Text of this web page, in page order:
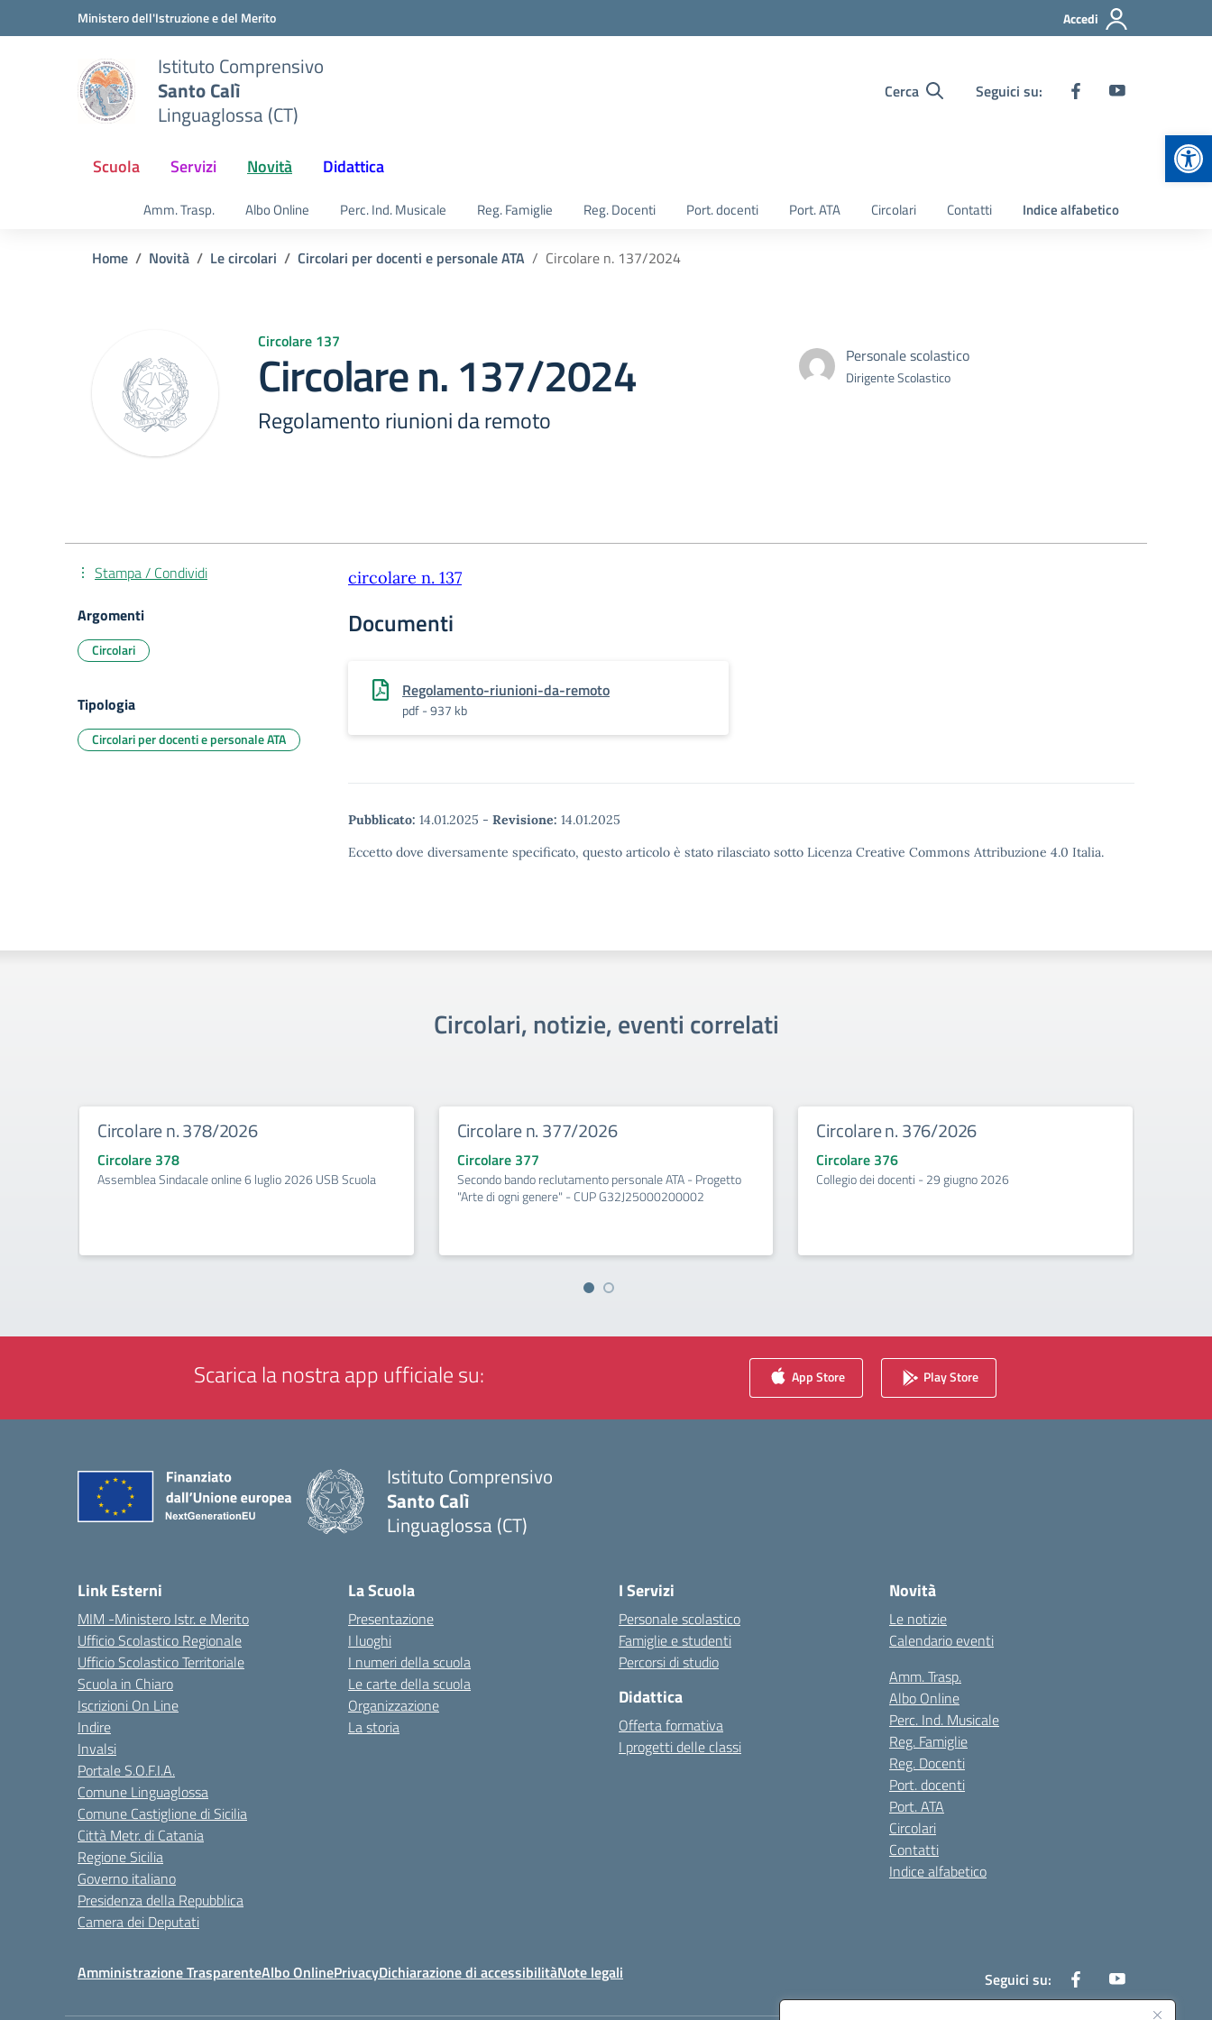
Vai ai contenuti
Vai al menu di navigazioneMinistero dell'Istruzione e del Merito Accedi
Istituto Comprensivo
Santo Calì
Linguaglossa (CT)
Cerca Seguici su:
Scuola Servizi Novità Didattica
Amm. Trasp. Albo Online Perc. Ind. Musicale Reg. Famiglie Reg. Docenti Port. docenti Port. ATA Circolari Contatti Indice alfabetico
Home Novità Le circolari Circolari per docenti e personale ATA Circolare n. 137/2024
Circolare 137
Circolare n. 137/2024
Regolamento riunioni da remoto
Personale scolastico
Dirigente Scolastico
circolare n. 137
Documenti
Regolamento-riunioni-da-remoto
pdf - 937 kb
Pubblicato: 14.01.2025 - Revisione: 14.01.2025
Eccetto dove diversamente specificato, questo articolo è stato rilasciato sotto Licenza Creative Commons Attribuzione 4.0 Italia.
Stampa / Condividi
Argomenti
Circolari
Tipologia
Circolari per docenti e personale ATA
Circolari, notizie, eventi correlati
Circolare n. 378/2026
Circolare 378
Assemblea Sindacale online 6 luglio 2026 USB Scuola
Circolare n. 377/2026
Circolare 377
Secondo bando reclutamento personale ATA - Progetto
"Arte di ogni genere" - CUP G32J25000200002
Circolare n. 376/2026
Circolare 376
Collegio dei docenti - 29 giugno 2026
Scarica la nostra app ufficiale su: App Store Play Store
Istituto Comprensivo
Santo Calì
Linguaglossa (CT)
Link Esterni
MIM -Ministero Istr. e Merito
Ufficio Scolastico Regionale
Ufficio Scolastico Territoriale
Scuola in Chiaro
Iscrizioni On Line
Indire
Invalsi
Portale S.O.F.I.A.
Comune Linguaglossa
Comune Castiglione di Sicilia
Città Metr. di Catania
Regione Sicilia
Governo italiano
Presidenza della Repubblica
Camera dei Deputati
La Scuola
Presentazione
I luoghi
I numeri della scuola
Le carte della scuola
Organizzazione
La storia
I Servizi
Personale scolastico
Famiglie e studenti
Percorsi di studio
Didattica
Offerta formativa
I progetti delle classi
Novità
Le notizie
Calendario eventi
Amm. Trasp.
Albo Online
Perc. Ind. Musicale
Reg. Famiglie
Reg. Docenti
Port. docenti
Port. ATA
Circolari
Contatti
Indice alfabetico
Amministrazione TrasparenteAlbo OnlinePrivacyDichiarazione di accessibilitàNote legali Seguici su: